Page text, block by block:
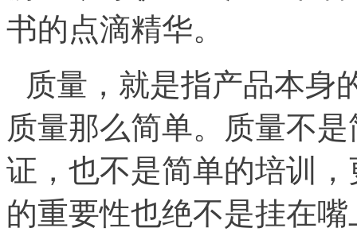
书的点滴精华。
质量，就是指产品本身
质量那么简单。质量不
证，也不是简单的培训
的重要性也绝不是挂在